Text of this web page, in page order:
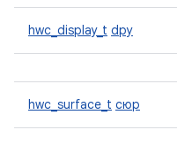
hwc_display_t dpy
hwc_surface_t сюр